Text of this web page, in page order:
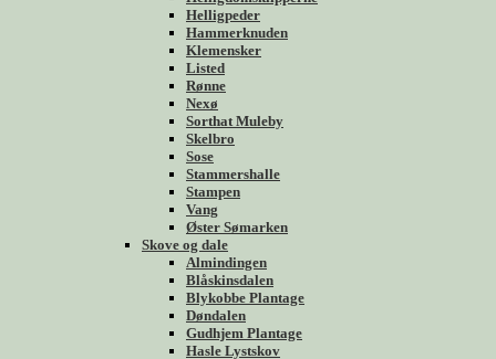
Helligpeder
Hammerknuden
Klemensker
Listed
Rønne
Nexø
Sorthat Muleby
Skelbro
Sose
Stammershalle
Stampen
Vang
Øster Sømarken
Skove og dale
Almindingen
Blåskinsdalen
Blykobbe Plantage
Døndalen
Gudhjem Plantage
Hasle Lystskov